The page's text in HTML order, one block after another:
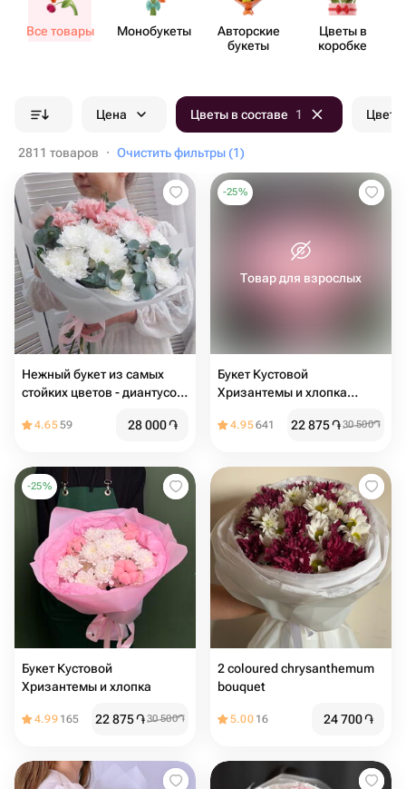
Все товары Моно​букеты
Авторские
букеты
Цветы в
коробке
Цена Цветы в составе 1 Цвет
2811 товаров · Очистить фильтры (1)
Нежный букет из самых
стойких цветов - диантусов
4.6559 28 000֏
-25%
Товар для взрослых
Букет Кустовой
Хризантемы и хлопка
4.95641 22 875֏30 500֏
-25%
Букет Кустовой
Хризантемы и хлопка
4.99 165 22 875֏30 500֏
2 coloured chrysanthemum
bouquet
5.00 16 24 700֏